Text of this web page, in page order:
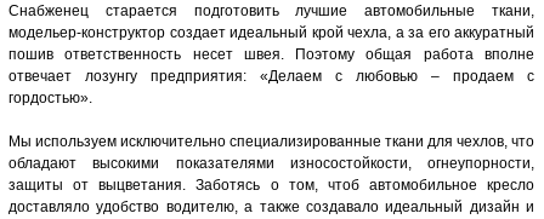
Снабженец старается подготовить лучшие автомобильные ткани,
модельер-конструктор создает идеальный крой чехла, а за его аккуратный
пошив ответственность несет швея. Поэтому общая работа вполне
отвечает лозунгу предприятия: «Делаем с любовью – продаем с
гордостью».
Мы используем исключительно специализированные ткани для чехлов, что
обладают высокими показателями износостойкости, огнеупорности,
защиты от выцветания. Заботясь о том, чтоб автомобильное кресло
доставляло удобство водителю, а также создавало идеальный дизайн и